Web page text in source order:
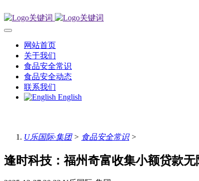
网站首页
关于我们
食品安全常识
食品安全动态
联系我们
English
U乐国际·集团> 食品安全常识>
逢时科技：福州奇富收集小额贷款